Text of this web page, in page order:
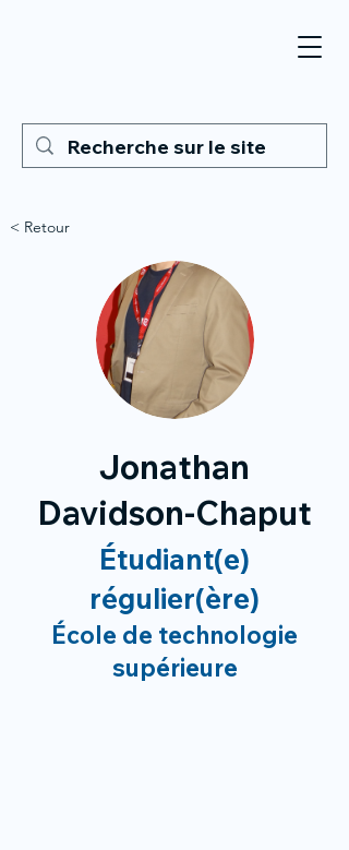
< Retour
Jonathan
Davidson-Chaput
Étudiant(e)
régulier(ère)
École de technologie
supérieure